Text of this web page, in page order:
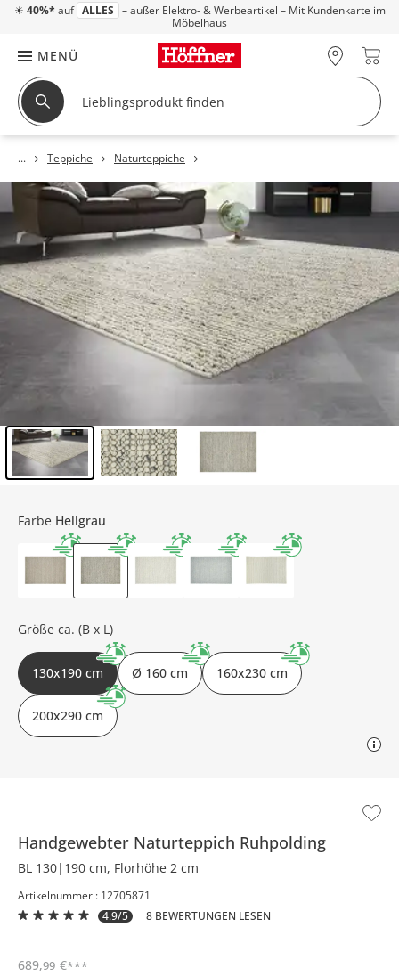
☀ 40%* auf ALLES – außer Elektro- & Werbeartikel – Mit Kundenkarte im
Möbelhaus
MENÜ
Teppiche Naturteppiche
Handgewebter Naturteppich Ruhpolding
BL 130|190 cm, Florhöhe 2 cm
Artikelnummer : 12705871
4.9/5
8 BEWERTUNGEN LESEN
689,99 €***
Farbe Hellgrau
Größe ca. (B x L)
130x190 cm Ø 160 cm 160x230 cm
200x290 cm